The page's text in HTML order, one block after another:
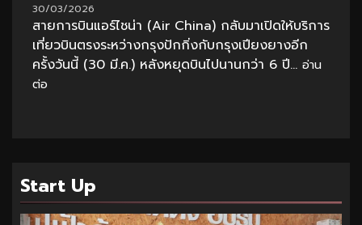
30/03/2026
สายการบินแอร์ไชน่า (Air China) กลับมาเปิดให้บริการ
เที่ยวบินตรงระหว่างกรุงปักกิ่งกับกรุงเปียงยางอีก
ครั้งวันนี้ (30 มี.ค.) หลังหยุดบินไปนานกว่า 6 ปี... อ่าน
ต่อ
Start Up